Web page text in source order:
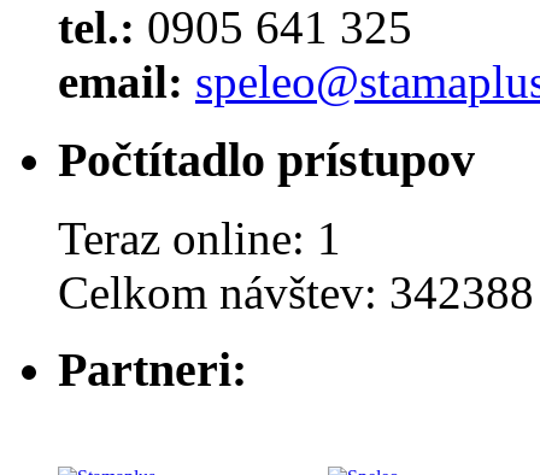
tel.: 0905 641 325
email:
Počtítadlo prístupov
Teraz online: 1
Celkom návštev: 342388
Partneri: